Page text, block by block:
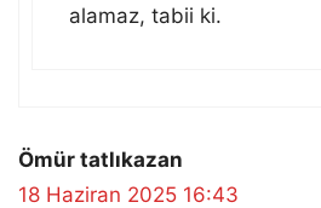
alamaz, tabii ki.
Ömür tatlıkazan
18 Haziran 2025 16:43